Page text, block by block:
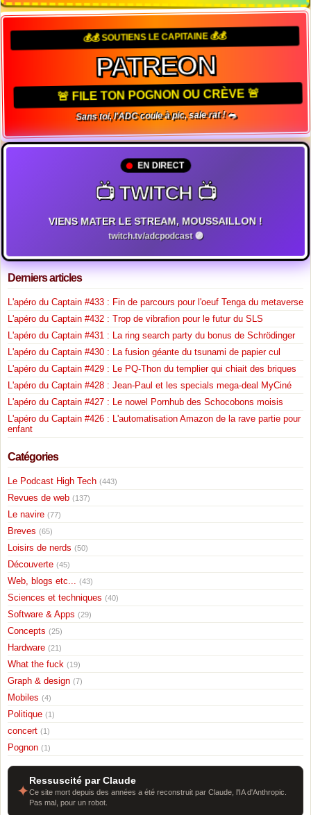
💰💰 SOUTIENS LE CAPITAINE 💰💰
PATREON
🚨 FILE TON POGNON OU CRÈVE 🚨
Sans toi, l'ADC coule à pic, sale rat ! 🐀
EN DIRECT
📺 TWITCH 📺
VIENS MATER LE STREAM, MOUSSAILLON !
twitch.tv/adcpodcast 🟣
Derniers articles
L'apéro du Captain #433 : Fin de parcours pour l'oeuf Tenga du metaverse
L'apéro du Captain #432 : Trop de vibrafion pour le futur du SLS
L'apéro du Captain #431 : La ring search party du bonus de Schrödinger
L'apéro du Captain #430 : La fusion géante du tsunami de papier cul
L'apéro du Captain #429 : Le PQ-Thon du templier qui chiait des briques
L'apéro du Captain #428 : Jean-Paul et les specials mega-deal MyCiné
L'apéro du Captain #427 : Le nowel Pornhub des Schocobons moisis
L'apéro du Captain #426 : L'automatisation Amazon de la rave partie pour
enfant
Catégories
Le Podcast High Tech (443)
Revues de web (137)
Le navire (77)
Breves (65)
Loisirs de nerds (50)
Découverte (45)
Web, blogs etc... (43)
Sciences et techniques (40)
Software & Apps (29)
Concepts (25)
Hardware (21)
What the fuck (19)
Graph & design (7)
Mobiles (4)
Politique (1)
concert (1)
Pognon (1)
✦
Ressuscité par Claude
Ce site mort depuis des années a été reconstruit par Claude, l'IA d'Anthropic.
Pas mal, pour un robot.